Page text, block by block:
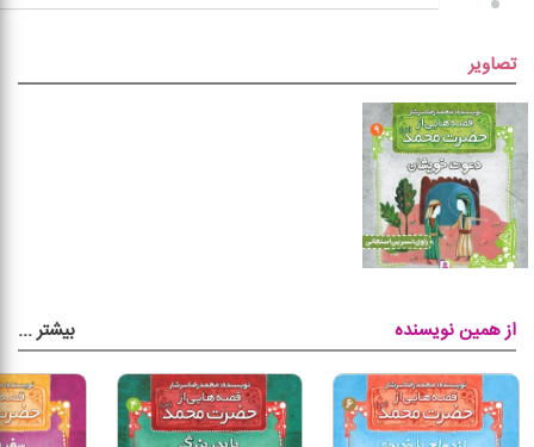
تصاویر
از همین نویسنده بیشتر...